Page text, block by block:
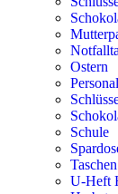
Ostern
Schule
Taschen
U-Heft